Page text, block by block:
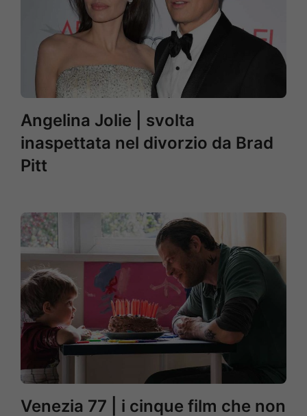
Angelina Jolie | svolta
inaspettata nel divorzio da Brad
Pitt
Venezia 77 | i cinque film che non